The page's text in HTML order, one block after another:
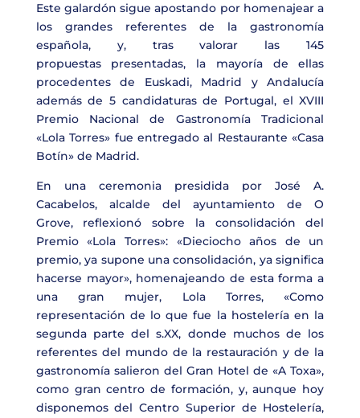
Este galardón sigue apostando por homenajear a
los grandes referentes de la gastronomía
española, y, tras valorar las145
propuestas
presentadas, la mayoría de ellas
procedentes de Euskadi, Madrid y Andalucía
además de 5 candidaturas de Portugal, elXVIII
Premio Nacional de Gastronomía Tradicional
«Lola Torres» fue entregado al Restaurante«Casa
Botín»de Madrid.
En una ceremonia presidida porJosé A.
Cacabelos, alcalde del ayuntamiento de O
Grove, reflexionó sobre la consolidación del
Premio «Lola Torres»: «Dieciocho años de un
premio, ya supone una consolidación, ya significa
hacerse mayor», homenajeando de esta forma a
una gran mujer, Lola Torres,«Como
representación de lo que fue la hostelería en la
segunda parte del s.XX, donde muchos de los
referentes del mundo de la restauración y de la
gastronomía salieron del Gran Hotel de «A Toxa»,
como gran centro de formación, y, aunque hoy
disponemos del Centro Superior de Hostelería,